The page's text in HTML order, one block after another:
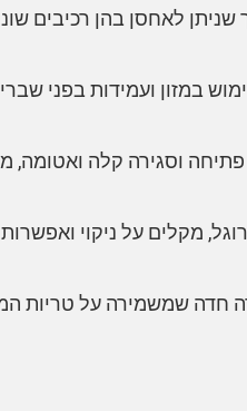
לאחסן בהן רכיבים
במזון ועמידות בפני
מקלים על ניקוי
חדה שמשמירה על טריות